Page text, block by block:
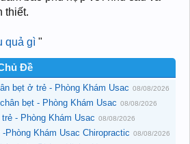
thiết.
quả gì "
Đề
bẹt ở trẻ - Phòng Khám Usac 08/08/2026
bẹt - Phòng Khám Usac 08/08/2026
- Phòng Khám Usac 08/08/2026
Phòng Khám Usac Chiropractic 08/08/2026